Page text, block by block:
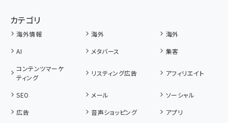
カテゴリ
海外情報 海外
海外
AI
メタバース
集客
コンテンツマーケ
ティング
リスティング広告 アフィリエイト
SEO メール
ソーシャル
広告
音声ショッピング
アプリ